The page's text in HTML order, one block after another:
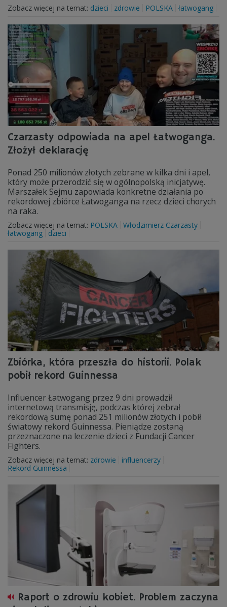
Zobacz więcej na temat: dzieci zdrowie POLSKA łatwogang
Czarzasty odpowiada na apel Łatwoganga.
Złożył deklarację
Ponad 250 milionów złotych zebrane w kilka dni i apel,
który może przerodzić się w ogólnopolską inicjatywę.
Marszałek Sejmu zapowiada konkretne działania po
rekordowej zbiórce Łatwoganga na rzecz dzieci chorych
na raka.
Zobacz więcej na temat: POLSKA Włodzimierz Czarzasty
łatwogang
dzieci
Zbiórka, która przeszła do historii. Polak
pobił rekord Guinnessa
Influencer Łatwogang przez 9 dni prowadził
internetową transmisję, podczas której zebrał
rekordową sumę ponad 251 milionów złotych i pobił
światowy rekord Guinnessa. Pieniądze zostaną
przeznaczone na leczenie dzieci z Fundacji Cancer
Fighters.
Zobacz więcej na temat: zdrowie
influencerzy
Rekord Guinnessa
Raport o zdrowiu kobiet. Problem zaczyna